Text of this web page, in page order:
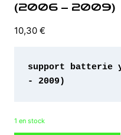
(2006 – 2009)
10,30 €
support batterie
- 2009)
1 en stock